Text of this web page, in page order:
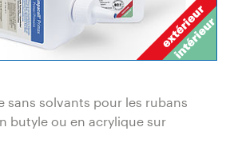
sans solvants pour les rubans
butyle ou en acrylique sur